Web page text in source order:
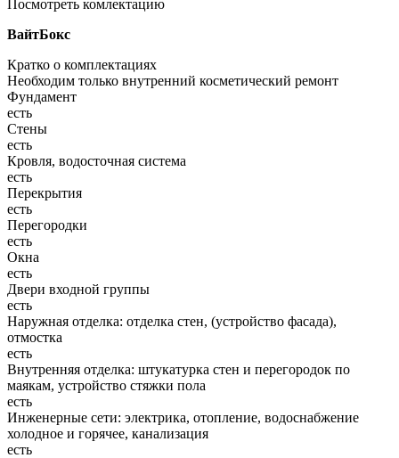
Посмотреть комлектацию
ВайтБокс
Кратко о комплектациях
Необходим только внутренний косметический ремонт
Фундамент
есть
Стены
есть
Кровля, водосточная система
есть
Перекрытия
есть
Перегородки
есть
Окна
есть
Двери входной группы
есть
Наружная отделка: отделка стен, (устройство фасада),
отмостка
есть
Внутренняя отделка: штукатурка стен и перегородок по
маякам, устройство стяжки пола
есть
Инженерные сети: электрика, отопление, водоснабжение
холодное и горячее, канализация
есть